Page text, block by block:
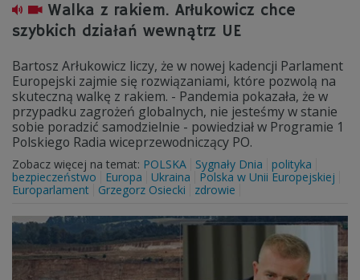
Walka z rakiem. Arłukowicz chce
szybkich działań wewnątrz UE
Bartosz Arłukowicz liczy, że w nowej kadencji Parlament
Europejski zajmie się rozwiązaniami, które pozwolą na
skuteczną walkę z rakiem. - Pandemia pokazała, że w
przypadku zagrożeń globalnych, nie jesteśmy w stanie
sobie poradzić samodzielnie - powiedział w Programie 1
Polskiego Radia wiceprzewodniczący PO.
Zobacz więcej na temat: POLSKA Sygnały Dnia
polityka
bezpieczeństwo
Europa Ukraina
Polska w Unii Europejskiej
Europarlament
Grzegorz Osiecki zdrowie